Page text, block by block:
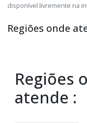
disponível livremente na
Regiões onde
Regiões
atende :